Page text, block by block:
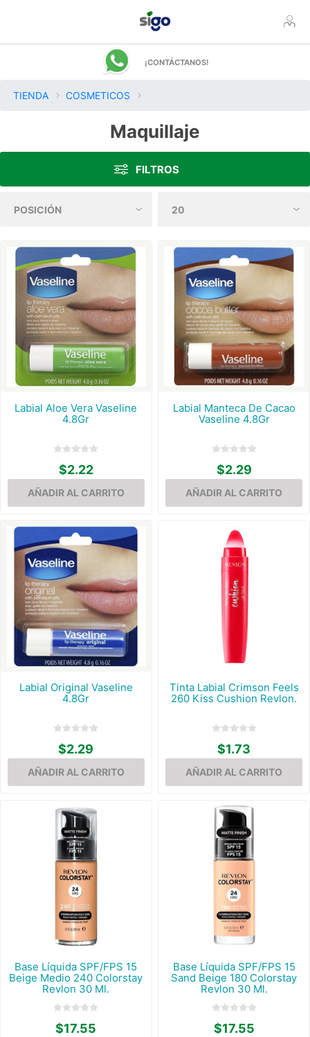
¡CONTÁCTANOS!
TIENDA COSMETICOS
Maquillaje
FILTROS
Labial Aloe Vera Vaseline
4.8Gr
$2.22
Labial Manteca De Cacao
Vaseline 4.8Gr
$2.29
Labial Original Vaseline
4.8Gr
$2.29
Tinta Labial Crimson Feels
260 Kiss Cushion Revlon.
$1.73
Base Líquida SPF/FPS 15
Beige Medio 240 Colorstay
Revlon 30 Ml.
$17.55
Base Líquida SPF/FPS 15
Sand Beige 180 Colorstay
Revlon 30 Ml.
$17.55